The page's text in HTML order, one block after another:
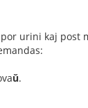
urini kaj post
ŭ.